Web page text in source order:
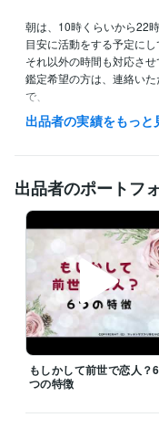
朝は、10時くらいから22
目安に活動をする予定にし
それ以外の時間も対応させ
鑑定希望の方は、連絡い
で、
希望の時間がある方は、
ください。
できるだけ対応させていた
遠慮なく連絡してみてくだ
予約を押していただいた場
すぐに鑑定をと言われて
設定できないことがありま
すぐに対応して欲しい時に
待機をしますので、そち
「すぐに鑑定して欲しい」
その気持ちは、すごくわ
待機をしていない時など
出品者の実績をもっと
出品者のポートフ
もしかして前世で恋人？6
つの特徴